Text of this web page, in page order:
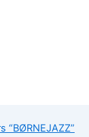
“BØRNEJAZZ”